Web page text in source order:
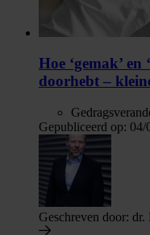
Hoe ‘gemak’
doorhebt –
Gepubliceerd op: 04/
Geschreven door: dr.